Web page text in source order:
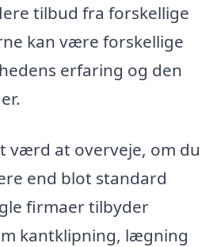
tilbud fra forskellige
kan være forskellige
erfaring og den
værd at overveje, om du
end blot standard
firmaer tilbyder
kantklipning, lægning